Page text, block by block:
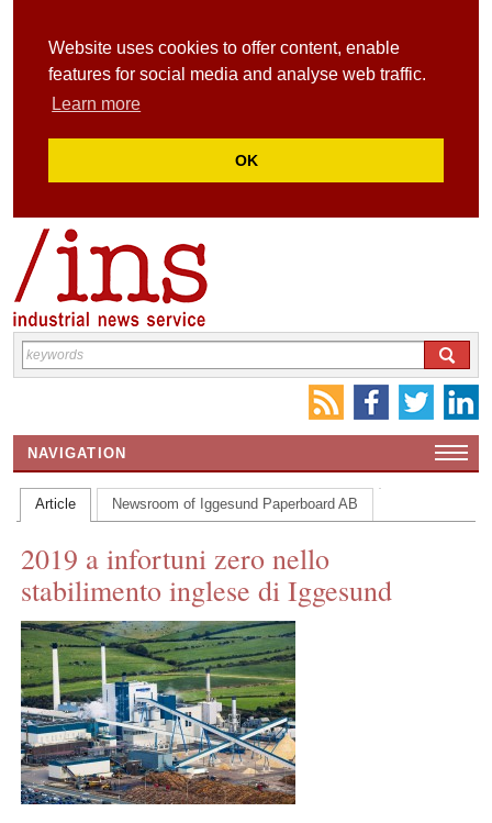
Website uses cookies to offer content, enable
features for social media and analyse web traffic.
Learn more
OK
NAVIGATION
HOME
CONTACT US
INS MAIN WEBSITE
ABOUT US
Article Newsroom of Iggesund Paperboard AB
2019 a infortuni zero nello
stabilimento inglese di Iggesund